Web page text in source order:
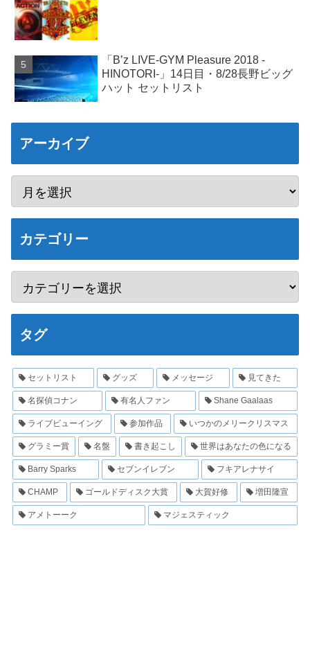
「B’z LIVE-GYM Pleasure 2018 -
HINOTORI-」14日目・8/28長野ビッグ
ハット セットリスト
アーカイブ
カテゴリー
タグ
セットリスト グッズ メッセージ 見てきた
名探偵コナン 有名人ファン Shane Gaalaas
ライブビューイング 参加作品 いつかのメリークリスマス
グラミー賞 名盤 書き起こし 世界はあなたの色になる
Barry Sparks セブンイレブン フキアレナサイ
CHAMP ゴールドディスク大賞 大賀好修 増田隆宣
アメトーーク マジェスティック